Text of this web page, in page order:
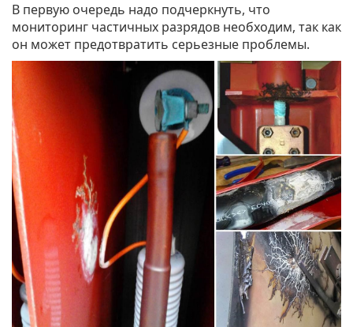
В первую очередь надо подчеркнуть, что
мониторинг частичных разрядов необходим, так как
он может предотвратить серьезные проблемы.